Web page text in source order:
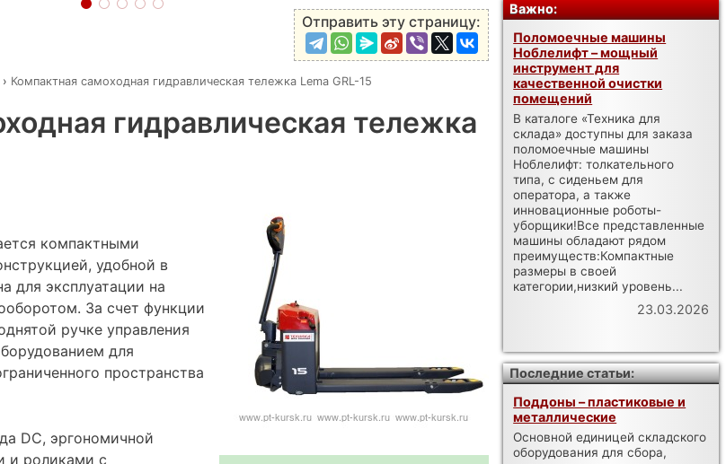
Отправить эту страницу:
› Компактная самоходная гидравлическая тележка Lema GRL-15
гидравлическая тележка
компактными
удобной в
для эксплуатации на
За счет функции
ручке управления
для
пространства
DC, эргономичной
и роликами с
Важно:
Поломоечные машины
Ноблелифт – мощный
инструмент для
качественной очистки
помещений
В каталоге «Техника для
склада» доступны для заказа
поломоечные машины
Ноблелифт: толкательного
типа, с сиденьем для
оператора, а также
инновационные роботы-
уборщики!Все представленные
машины обладают рядом
преимуществ:Компактные
размеры в своей
категории,низкий уровень...
23.03.2026
Последние статьи:
Поддоны – пластиковые и
металлические
Основной единицей складского
оборудования для сбора,